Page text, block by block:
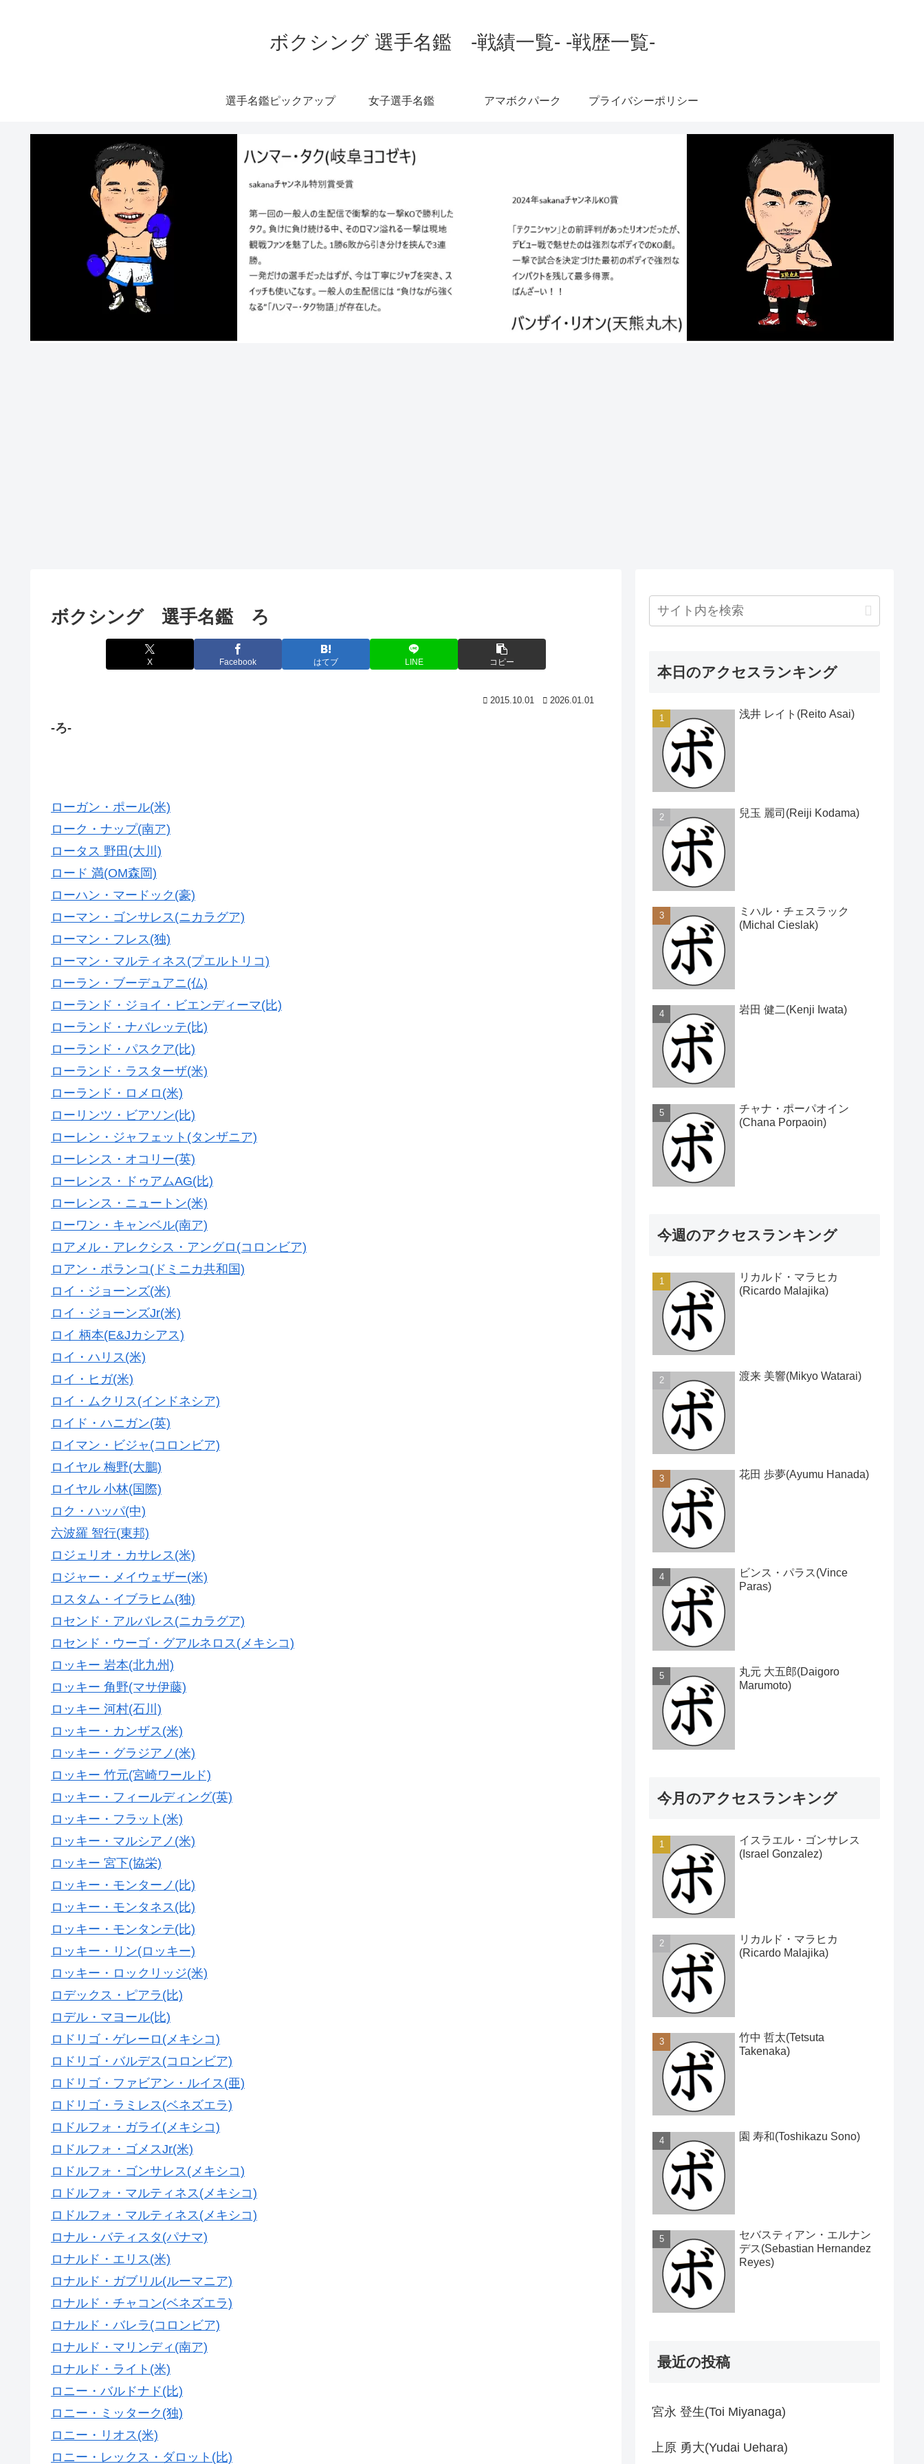
ボクシング 選手名鑑 -戦績一覧- -戦歴一覧-
選手名鑑ピックアップ 女子選手名鑑 アマボクパーク プライバシーポリシー
ボクシング 選手名鑑 ろ
X Facebook はてブ LINE コピー
2015.10.01 2026.01.01
-ろ-
ローガン・ポール(米)
ローク・ナップ(南ア)
ロータス 野田(大川)
ロード 満(OM森岡)
ローハン・マードック(豪)
ローマン・ゴンサレス(ニカラグア)
ローマン・フレス(独)
ローマン・マルティネス(プエルトリコ)
ローラン・ブーデュアニ(仏)
ローランド・ジョイ・ビエンディーマ(比)
ローランド・ナバレッテ(比)
ローランド・パスクア(比)
ローランド・ラスターザ(米)
ローランド・ロメロ(米)
ローリンツ・ビアソン(比)
ローレン・ジャフェット(タンザニア)
ローレンス・オコリー(英)
ローレンス・ドゥアムAG(比)
ローレンス・ニュートン(米)
ローワン・キャンベル(南ア)
ロアメル・アレクシス・アングロ(コロンビア)
ロアン・ポランコ(ドミニカ共和国)
ロイ・ジョーンズ(米)
ロイ・ジョーンズJr(米)
ロイ 柄本(E&Jカシアス)
ロイ・ハリス(米)
ロイ・ヒガ(米)
ロイ・ムクリス(インドネシア)
ロイド・ハニガン(英)
ロイマン・ビジャ(コロンビア)
ロイヤル 梅野(大鵬)
ロイヤル 小林(国際)
ロク・ハッパ(中)
六波羅 智行(東邦)
ロジェリオ・カサレス(米)
ロジャー・メイウェザー(米)
ロスタム・イブラヒム(独)
ロセンド・アルバレス(ニカラグア)
ロセンド・ウーゴ・グアルネロス(メキシコ)
ロッキー 岩本(北九州)
ロッキー 角野(マサ伊藤)
ロッキー 河村(石川)
ロッキー・カンザス(米)
ロッキー・グラジアノ(米)
ロッキー 竹元(宮崎ワールド)
ロッキー・フィールディング(英)
ロッキー・フラット(米)
ロッキー・マルシアノ(米)
ロッキー 宮下(協栄)
ロッキー・モンターノ(比)
ロッキー・モンタネス(比)
ロッキー・モンタンテ(比)
ロッキー・リン(ロッキー)
ロッキー・ロックリッジ(米)
ロデックス・ピアラ(比)
ロデル・マヨール(比)
ロドリゴ・ゲレーロ(メキシコ)
ロドリゴ・バルデス(コロンビア)
ロドリゴ・ファビアン・ルイス(亜)
ロドリゴ・ラミレス(ベネズエラ)
ロドルフォ・ガライ(メキシコ)
ロドルフォ・ゴメスJr(米)
ロドルフォ・ゴンサレス(メキシコ)
ロドルフォ・マルティネス(メキシコ)
ロドルフォ・マルティネス(メキシコ)
ロナル・バティスタ(パナマ)
ロナルド・エリス(米)
ロナルド・ガブリル(ルーマニア)
ロナルド・チャコン(ベネズエラ)
ロナルド・バレラ(コロンビア)
ロナルド・マリンディ(南ア)
ロナルド・ライト(米)
ロニー・バルドナド(比)
ロニー・ミッターク(独)
ロニー・リオス(米)
ロニー・レックス・ダロット(比)
本日のアクセスランキング
浅井 レイト(Reito Asai)
兒玉 麗司(Reiji Kodama)
ミハル・チェスラック
(Michal Cieslak)
岩田 健二(Kenji Iwata)
チャナ・ポーパオイン
(Chana Porpaoin)
今週のアクセスランキング
リカルド・マラヒカ
(Ricardo Malajika)
渡来 美響(Mikyo Watarai)
花田 歩夢(Ayumu Hanada)
ビンス・パラス(Vince
Paras)
丸元 大五郎(Daigoro
Marumoto)
今月のアクセスランキング
イスラエル・ゴンサレス
(Israel Gonzalez)
リカルド・マラヒカ
(Ricardo Malajika)
竹中 哲太(Tetsuta
Takenaka)
園 寿和(Toshikazu Sono)
セバスティアン・エルナン
デス(Sebastian Hernandez
Reyes)
最近の投稿
宮永 登生(Toi Miyanaga)
上原 勇大(Yudai Uehara)